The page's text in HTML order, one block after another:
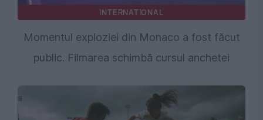
INTERNATIONAL
Momentul exploziei din Monaco a fost făcut
public. Filmarea schimbă cursul anchetei